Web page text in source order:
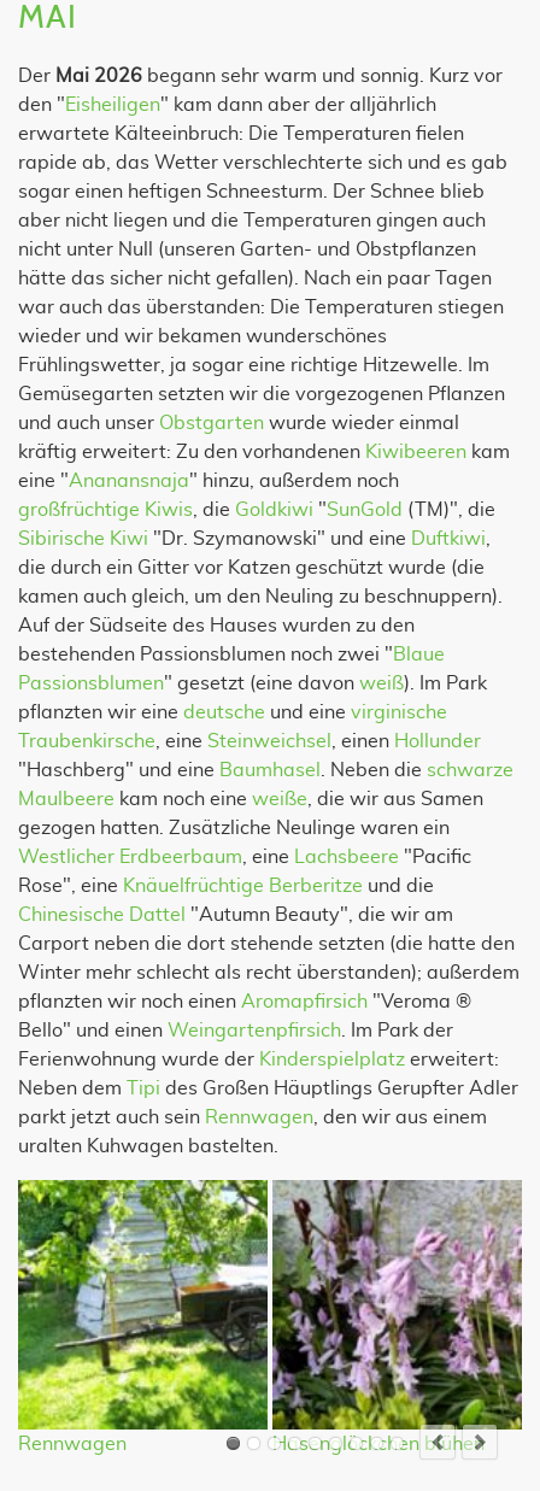
MAI
Der Mai 2026 begann sehr warm und sonnig. Kurz vor
den "Eisheiligen" kam dann aber der alljährlich
erwartete Kälteeinbruch: Die Temperaturen fielen
rapide ab, das Wetter verschlechterte sich und es gab
sogar einen heftigen Schneesturm. Der Schnee blieb
aber nicht liegen und die Temperaturen gingen auch
nicht unter Null (unseren Garten- und Obstpflanzen
hätte das sicher nicht gefallen). Nach ein paar Tagen
war auch das überstanden: Die Temperaturen stiegen
wieder und wir bekamen wunderschönes
Frühlingswetter, ja sogar eine richtige Hitzewelle. Im
Gemüsegarten setzten wir die vorgezogenen Pflanzen
und auch unser Obstgarten wurde wieder einmal
kräftig erweitert: Zu den vorhandenen Kiwibeeren kam
eine "Ananansnaja" hinzu, außerdem noch
großfrüchtige Kiwis , die Goldkiwi "SunGold (TM)", die
Sibirische Kiwi "Dr. Szymanowski" und eine Duftkiwi
die durch ein Gitter vor Katzen geschützt wurde (die
kamen auch gleich, um den Neuling zu beschnuppern).
Auf der Südseite des Hauses wurden zu den
bestehenden Passionsblumen noch zwei "Blaue
Passionsblumen" gesetzt (eine davon weiß). Im Park
pflanzten wir eine deutsche und eine virginische
Traubenkirsche , eine Steinweichsel , einen Hollunder
"Haschberg" und eine Baumhasel . Neben die schwarze
Maulbeere kam noch eine weiße , die wir aus Samen
gezogen hatten. Zusätzliche Neulinge waren ein
Westlicher Erdbeerbaum , eine Lachsbeere "Pacific
Rose", eine Knäuelfrüchtige Berberitze und die
Chinesische Dattel
"Autumn Beauty", die wir am
Carport neben die dort stehende setzten (die hatte den
Winter mehr schlecht als recht überstanden); außerdem
pflanzten wir noch einen Aromapfirsich "Veroma ®
Bello" und einen Weingartenpfirsich . Im Park der
Ferienwohnung wurde der Kinderspielplatz erweitert:
Neben dem
Tipi des Großen Häuptlings Gerupfter Adler
parkt jetzt auch sein Rennwagen , den wir aus einem
uralten Kuhwagen bastelten.
Rennwagen Hasenglöckchen blühen